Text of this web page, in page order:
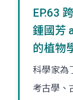
EP.63
鍾國芳
的植物
科學家為
考古學、